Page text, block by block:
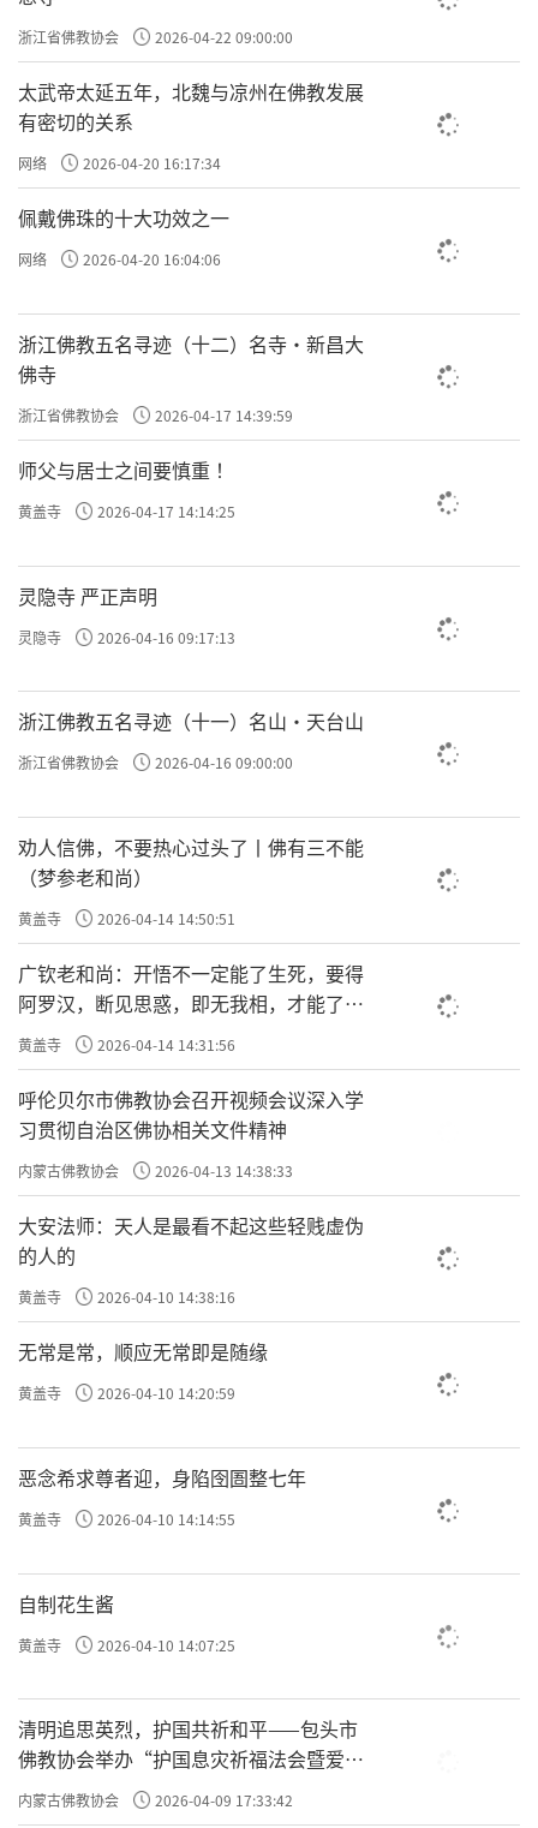
浙江省佛教协会 2026-04-22 09:00:00
太武帝太延五年，北魏与凉州在佛教发展
有密切的关系
网络 2026-04-20 16:17:34
佩戴佛珠的十大功效之一
网络 2026-04-20 16:04:06
浙江佛教五名寻迹（十二）名寺·新昌大
佛寺
浙江省佛教协会 2026-04-17 14:39:59
师父与居士之间要慎重 ！
黄盖寺 2026-04-17 14:14:25
灵隐寺 严正声明
灵隐寺 2026-04-16 09:17:13
浙江佛教五名寻迹（十一）名山·天台山
浙江省佛教协会 2026-04-16 09:00:00
劝人信佛，不要热心过头了丨佛有三不能
（梦参老和尚）
黄盖寺 2026-04-14 14:50:51
广钦老和尚：开悟不一定能了生死，要得
阿罗汉，断见思惑，即无我相，才能了生
死
黄盖寺 2026-04-14 14:31:56
呼伦贝尔市佛教协会召开视频会议深入学
习贯彻自治区佛协相关文件精神
内蒙古佛教协会 2026-04-13 14:38:33
大安法师：天人是最看不起这些轻贱虚伪
的人的
黄盖寺 2026-04-10 14:38:16
无常是常，顺应无常即是随缘
黄盖寺 2026-04-10 14:20:59
恶念希求尊者迎，身陷囹圄整七年
黄盖寺 2026-04-10 14:14:55
自制花生酱
黄盖寺 2026-04-10 14:07:25
清明追思英烈，护国共祈和平——包头市
佛教协会举办“护国息灾祈福法会暨爱国
主义电影观影活动”
内蒙古佛教协会 2026-04-09 17:33:42